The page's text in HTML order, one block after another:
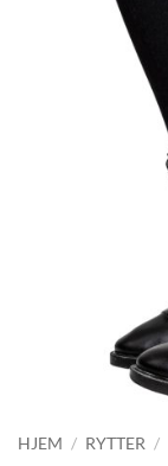
HJEM / RYTTER /